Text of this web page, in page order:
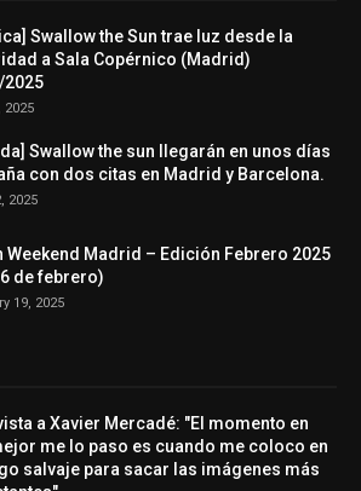
Swallow the Sun trae luz desde la
a Sala Copérnico (Madrid)
2025
2025
Swallow the sun llegarán en unos días
con dos citas en Madrid y Barcelona.
2025
Weekend Madrid – Edición Febrero 2025
de febrero)
19, 2025
a Xavier Mercadé: "El momento en
me lo paso es cuando me coloco en
salvaje para sacar las imágenes más